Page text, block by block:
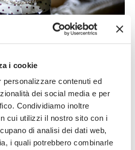
i cookie
contenuti ed
dei social media e per
Condividiamo inoltre
cui utilizzi il nostro sito con i
di analisi dei dati web,
i quali potrebbero combinarle